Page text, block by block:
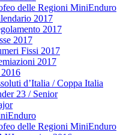
delle Regioni MiniEnduro
2017
2017
2017
Fissi 2017
2017
d’Italia / Coppa Italia
23 / Senior
delle Regioni MiniEnduro